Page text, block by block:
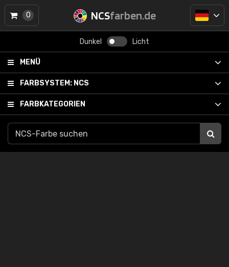
NCSfarben.de
Dunkel Licht
MENÜ
FARBSYSTEM: NCS
FARBKATEGORIEN
0